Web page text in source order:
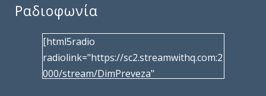
Ραδιοφωνία
[html5radio
radiolink="https://sc2.streamwithq.com:2
000/stream/DimPreveza"